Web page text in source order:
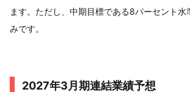
ます。ただし、中期目標である8パーセント水
みです。
2027年3月期連結業績予想